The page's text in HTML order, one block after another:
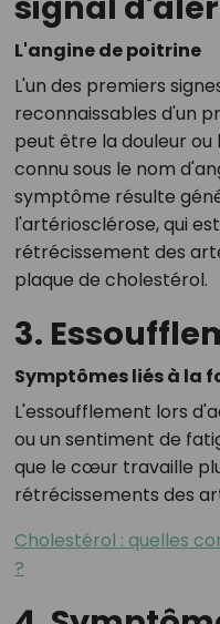
L'angine de poitrine
L'un des premiers
reconnaissables d'un
peut être la douleur
connu sous le nom
symptôme résulte
l'artériosclérose, qui
rétrécissement des
plaque de cholestérol.
3.
Symptômes liés à la
L'essoufflement lors
ou un sentiment de
que le cœur travaille
rétrécissements des
Cholestérol : quelles
?